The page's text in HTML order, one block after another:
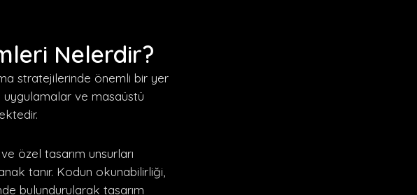
Nelerdir?
stratejilerinde önemli bir yer
uygulamalar ve masaüstü
özel tasarım unsurları
tanır. Kodun okunabilirliği,
bulundurularak tasarım